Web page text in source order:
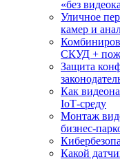
«без
Уличное
камер и
СКУД +
Защита
Как
IoT‑среду
Монтаж
Какой